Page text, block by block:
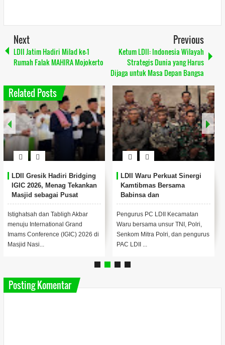
Next
LDII Jatim Hadiri Milad ke-1
Rumah Falak MAHIRA Mojokerto
Previous
Ketum LDII: Indonesia Wilayah
Strategis Dunia yang Harus
Dijaga untuk Masa Depan Bangsa
Related Posts
LDII Gresik Hadiri Bridging
IGIC 2026, Menag Tekankan
Masjid sebagai Pusat
Pemberdayaan Umat
Istighatsah dan Tabligh Akbar
menuju International Grand
Imams Conference (IGIC) 2026 di
Masjid Nasi...
LDII Waru Perkuat Sinergi
Kamtibmas Bersama
Babinsa dan
Bhabinkamtibmas
Pengurus PC LDII Kecamatan
Waru bersama unsur TNI, Polri,
Senkom Mitra Polri, dan pengurus
PAC LDII ...
Posting Komentar